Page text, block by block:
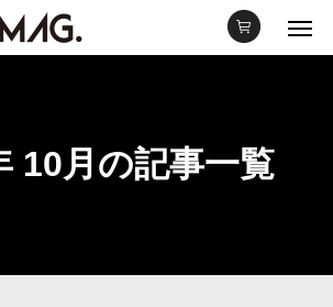
10月の記事一覧